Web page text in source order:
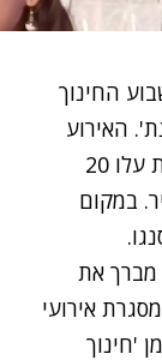
החינוך
האירוע
התקיים בתיאטרון ירושלים ולגמר התחרות עלו 20
במקום
מברך את
אירועי
'חינוך